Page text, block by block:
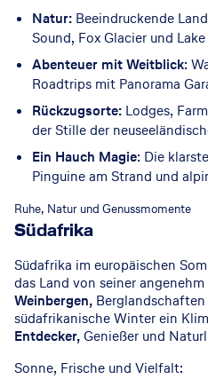
Natur: Beeindruckende
Sound, Fox Glacier und
Abenteuer mit Weitblick:
Roadtrips mit Panorama
Rückzugsorte: Lodges,
der Stille der
Ein Hauch Magie: Die
Pinguine am Strand und
Ruhe, Natur und Genussmomente
Südafrika
Südafrika im europäischen
das Land von seiner
Weinbergen, Berglandschaften
südafrikanische Winter ein
Entdecker,Genießer und
Sonne, Frische und Vielfalt: